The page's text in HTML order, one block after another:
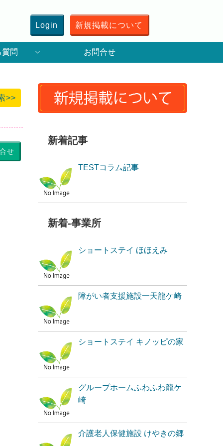
Login 新規掲載について
問 お問合せ
>>
せ
新着記事
TESTコラム記事
新着-事業所
ショートステイ ほほえみ
障がい者支援施設一天龍ケ崎
ショートステイ キノッピの家
グループホームふわふわ龍ケ
崎
介護老人保健施設 けやきの郷